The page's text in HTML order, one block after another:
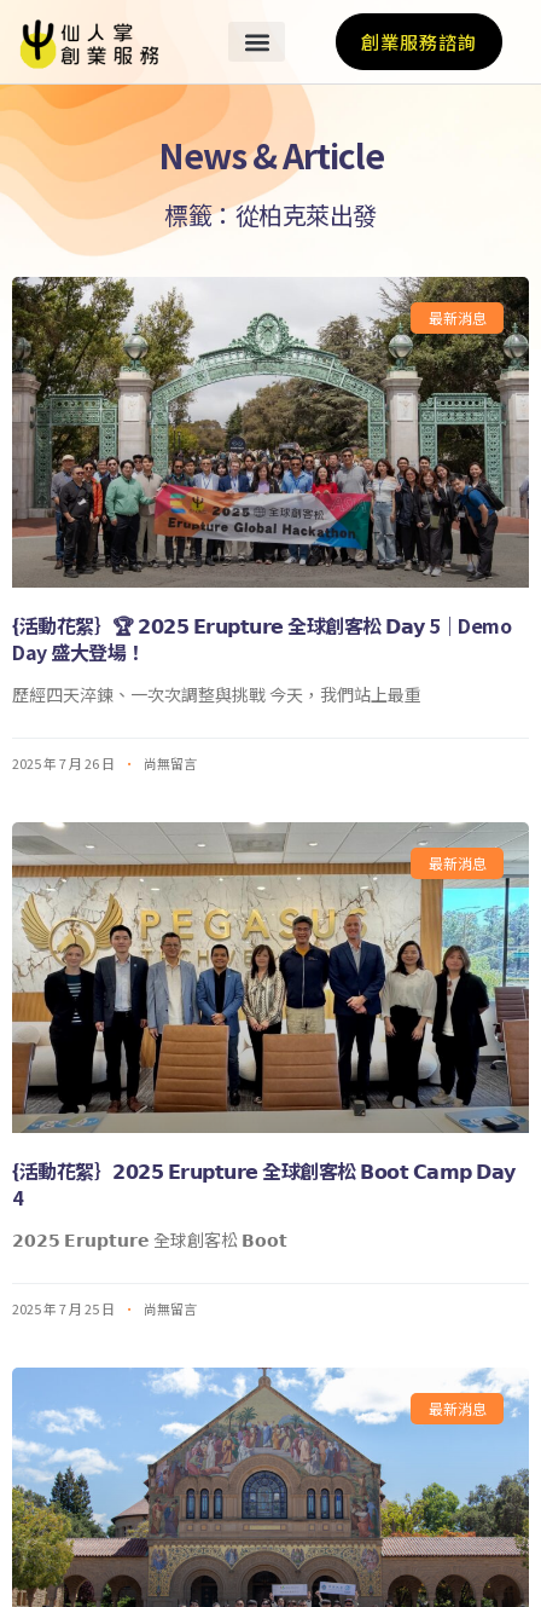
創業服務諮詢
News & Article
標籤：從柏克萊出發
最新消息
{活動花絮｝🏆 𝟮𝟬𝟮𝟱 𝗘𝗿𝘂𝗽𝘁𝘂𝗿𝗲 全球創客松 𝗗𝗮𝘆 5｜Demo
Day 盛大登場！
歷經四天淬鍊、一次次調整與挑戰 今天，我們站上最重
2025 年 7 月 26 日 尚無留言
最新消息
{活動花絮｝𝟮𝟬𝟮𝟱 𝗘𝗿𝘂𝗽𝘁𝘂𝗿𝗲 全球創客松 𝗕𝗼𝗼𝘁 𝗖𝗮𝗺𝗽 𝗗𝗮𝘆
4
𝟮𝟬𝟮𝟱 𝗘𝗿𝘂𝗽𝘁𝘂𝗿𝗲 全球創客松 𝗕𝗼𝗼𝘁
2025 年 7 月 25 日 尚無留言
最新消息